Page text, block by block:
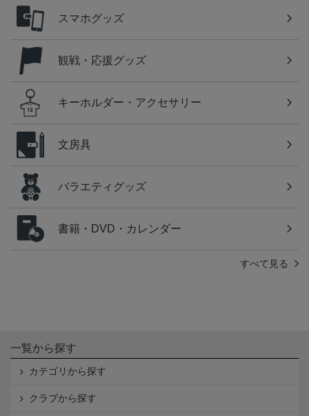
スマホグッズ
観戦・応援グッズ
キーホルダー・アクセサリー
文房具
バラエティグッズ
書籍・DVD・カレンダー
すべて見る
一覧から探す
カテゴリから探す
クラブから探す